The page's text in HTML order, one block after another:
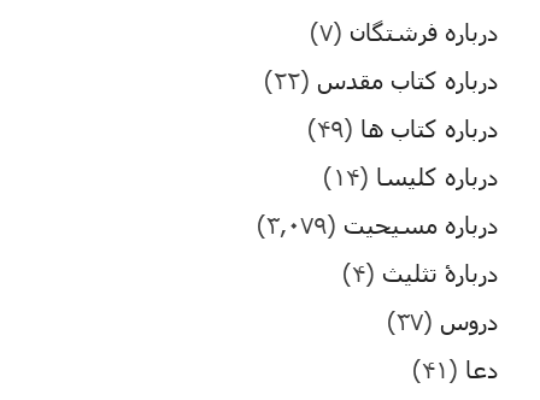
درباره فرشتگان (۷)
درباره کتاب مقدس (۲۲)
درباره کتاب ها (۴۹)
درباره کلیسا (۱۴)
درباره مسیحیت (۳,۰۷۹)
دربارۀ تثلیث (۴)
دروس (۳۷)
دعا (۴۱)